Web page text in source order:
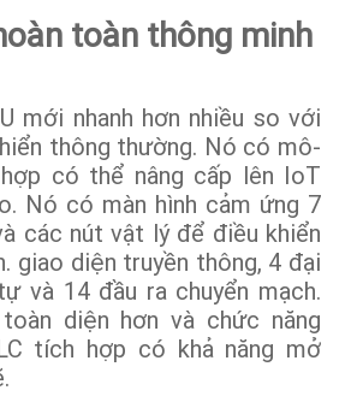
toàn thông minh
mới nhanh hơn nhiều so với
thông thường. Nó có mô-
có thể nâng cấp lên IoT
Nó có màn hình cảm ứng 7
các nút vật lý để điều khiển
giao diện truyền thông, 4 đại
và 14 đầu ra chuyển mạch.
diện hơn và chức năng
tích hợp có khả năng mở